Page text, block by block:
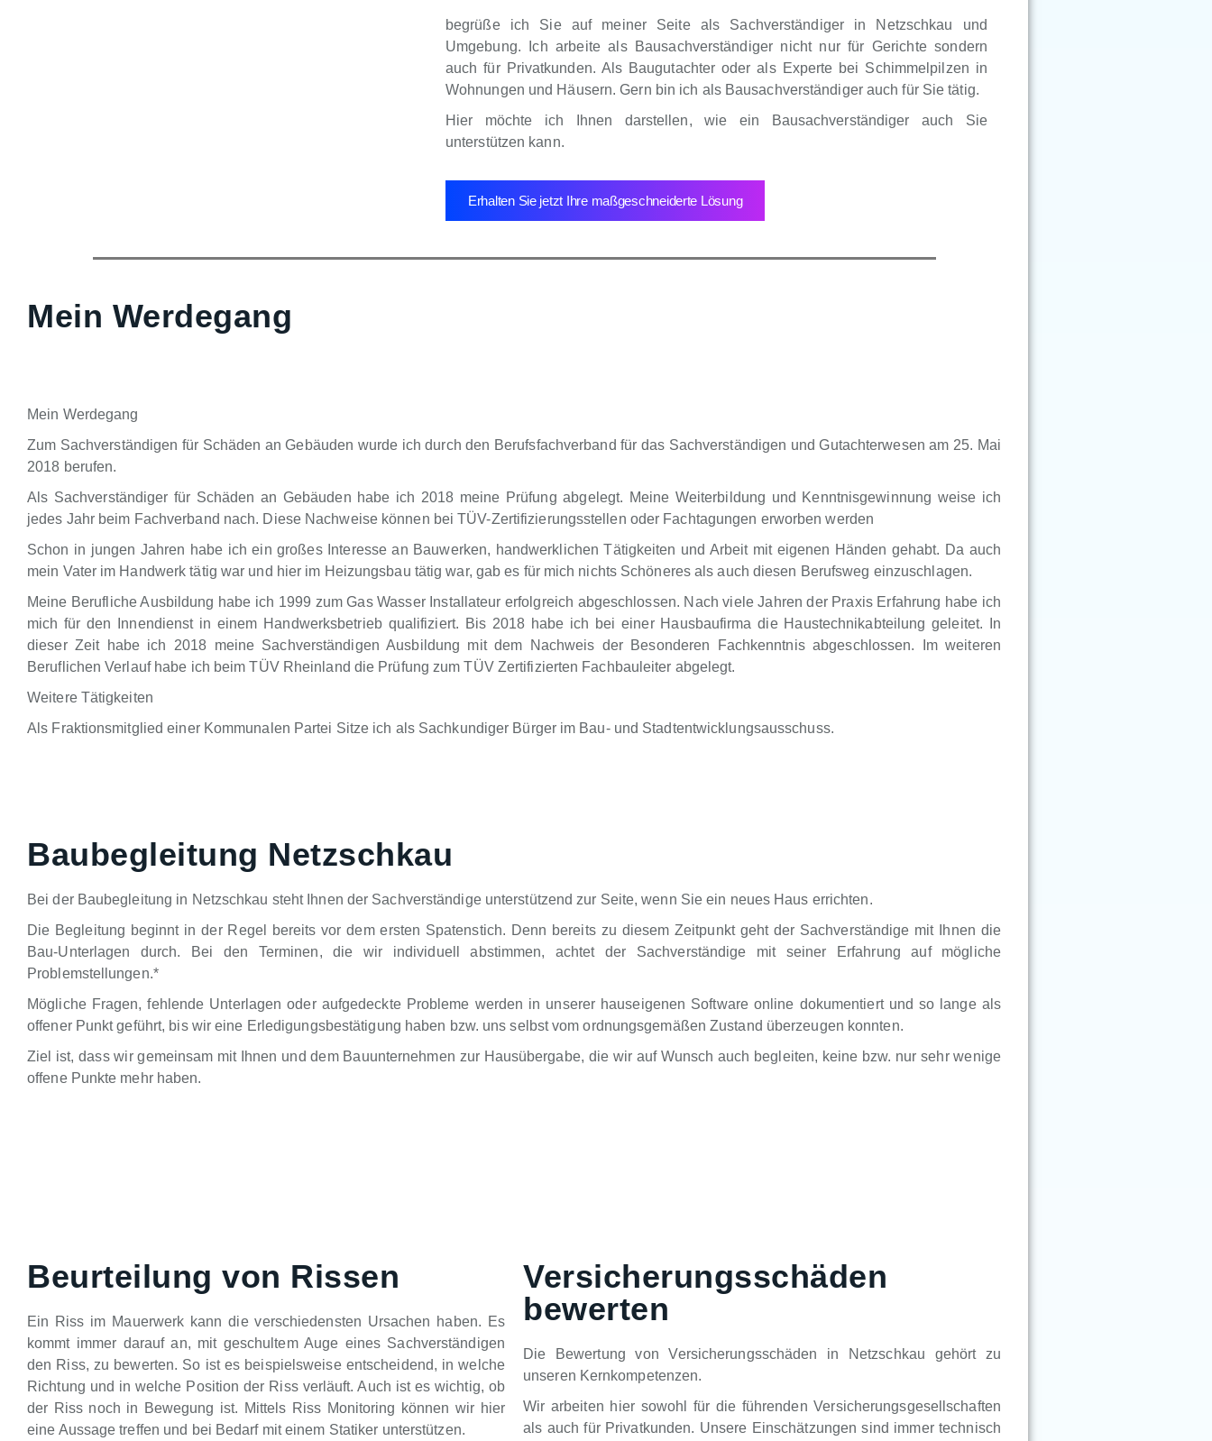
begrüße ich Sie auf meiner Seite als Sachverständiger in Netzschkau und
Umgebung. Ich arbeite als Bausachverständiger nicht nur für Gerichte sondern
auch für Privatkunden. Als Baugutachter oder als Experte bei Schimmelpilzen in
Wohnungen und Häusern. Gern bin ich als Bausachverständiger auch für Sie tätig.
Hier möchte ich Ihnen darstellen, wie ein Bausachverständiger auch Sie
unterstützen kann.
Erhalten Sie jetzt Ihre maßgeschneiderte Lösung
Mein Werdegang
Mein Werdegang
Zum Sachverständigen für Schäden an Gebäuden wurde ich durch den Berufsfachverband für das Sachverständigen und Gutachterwesen am 25. Mai
2018 berufen.
Als Sachverständiger für Schäden an Gebäuden habe ich 2018 meine Prüfung abgelegt. Meine Weiterbildung und Kenntnisgewinnung weise ich
jedes Jahr beim Fachverband nach. Diese Nachweise können bei TÜV-Zertifizierungsstellen oder Fachtagungen erworben werden
Schon in jungen Jahren habe ich ein großes Interesse an Bauwerken, handwerklichen Tätigkeiten und Arbeit mit eigenen Händen gehabt. Da auch
mein Vater im Handwerk tätig war und hier im Heizungsbau tätig war, gab es für mich nichts Schöneres als auch diesen Berufsweg einzuschlagen.
Meine Berufliche Ausbildung habe ich 1999 zum Gas Wasser Installateur erfolgreich abgeschlossen. Nach viele Jahren der Praxis Erfahrung habe ich
mich für den Innendienst in einem Handwerksbetrieb qualifiziert. Bis 2018 habe ich bei einer Hausbaufirma die Haustechnikabteilung geleitet. In
dieser Zeit habe ich 2018 meine Sachverständigen Ausbildung mit dem Nachweis der Besonderen Fachkenntnis abgeschlossen. Im weiteren
Beruflichen Verlauf habe ich beim TÜV Rheinland die Prüfung zum TÜV Zertifizierten Fachbauleiter abgelegt.
Weitere Tätigkeiten
Als Fraktionsmitglied einer Kommunalen Partei Sitze ich als Sachkundiger Bürger im Bau- und Stadtentwicklungsausschuss.
Baubegleitung Netzschkau
Bei der Baubegleitung in Netzschkau steht Ihnen der Sachverständige unterstützend zur Seite, wenn Sie ein neues Haus errichten.
Die Begleitung beginnt in der Regel bereits vor dem ersten Spatenstich. Denn bereits zu diesem Zeitpunkt geht der Sachverständige mit Ihnen die
Bau-Unterlagen durch. Bei den Terminen, die wir individuell abstimmen, achtet der Sachverständige mit seiner Erfahrung auf mögliche
Problemstellungen.*
Mögliche Fragen, fehlende Unterlagen oder aufgedeckte Probleme werden in unserer hauseigenen Software online dokumentiert und so lange als
offener Punkt geführt, bis wir eine Erledigungsbestätigung haben bzw. uns selbst vom ordnungsgemäßen Zustand überzeugen konnten.
Ziel ist, dass wir gemeinsam mit Ihnen und dem Bauunternehmen zur Hausübergabe, die wir auf Wunsch auch begleiten, keine bzw. nur sehr wenige
offene Punkte mehr haben.
Beurteilung von Rissen
Ein Riss im Mauerwerk kann die verschiedensten Ursachen haben. Es
kommt immer darauf an, mit geschultem Auge eines Sachverständigen
den Riss, zu bewerten. So ist es beispielsweise entscheidend, in welche
Richtung und in welche Position der Riss verläuft. Auch ist es wichtig, ob
der Riss noch in Bewegung ist. Mittels Riss Monitoring können wir hier
eine Aussage treffen und bei Bedarf mit einem Statiker unterstützen.
Versicherungsschäden
bewerten
Die Bewertung von Versicherungsschäden in Netzschkau gehört zu
unseren Kernkompetenzen.
Wir arbeiten hier sowohl für die führenden Versicherungsgesellschaften
als auch für Privatkunden. Unsere Einschätzungen sind immer technisch